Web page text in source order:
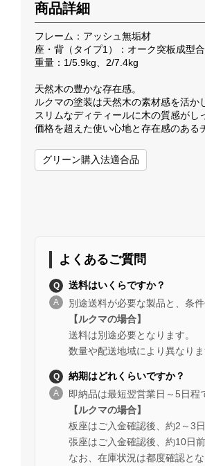
商品詳細
フレーム：アッシュ無垢材
座・背（タイプ1）：オーク突板成型
重量：1/5.9kg、2/7.4kg
天然木の豊かな存在感。
ルクマの塗装は天然木の素材感を活か
スリムなディティールに木の質感がし
価格を超えた使い心地と存在感のある
グリーン購入法適合品
よくあるご質問
送料はいくらですか？
別途送料が必要な製品と、条
【ルクマの場合】
送料は別途必要となります。
数量や配送地域により異なり
納期はどれくらいですか？
即納品は最短翌営業日～5日程
【ルクマの場合】
板座はご入金確認後、約2～3
張座はご入金確認後、約10日
なお、在庫状況は都度確認とな